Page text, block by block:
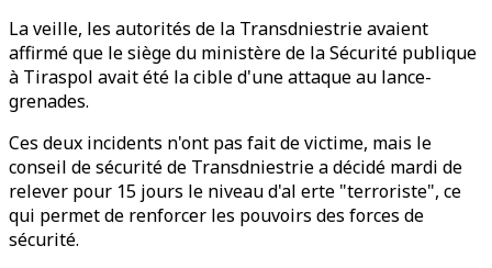
La veille, les autorités de la Transdniestrie avaient
affirmé que le siège du ministère de la Sécurité publique
à Tiraspol avait été la cible d'une attaque au lance-
grenades.
Ces deux incidents n'ont pas fait de victime, mais le
conseil de sécurité de Transdniestrie a décidé mardi de
relever pour 15 jours le niveau d'al erte "terroriste", ce
qui permet de renforcer les pouvoirs des forces de
sécurité.